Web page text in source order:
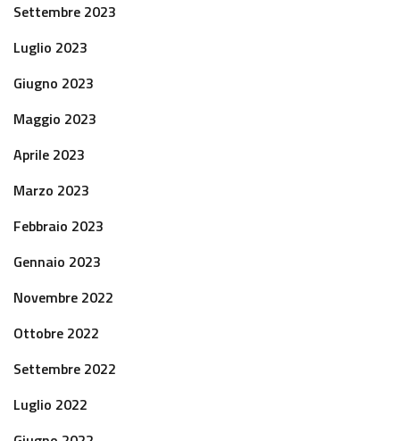
Settembre 2023
Luglio 2023
Giugno 2023
Maggio 2023
Aprile 2023
Marzo 2023
Febbraio 2023
Gennaio 2023
Novembre 2022
Ottobre 2022
Settembre 2022
Luglio 2022